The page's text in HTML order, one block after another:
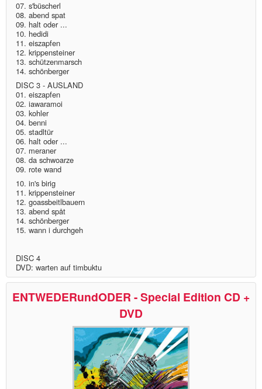
07. s'büscherl
08. abend spat
09. halt oder ...
10. hedidi
11. eiszapfen
12. krippensteiner
13. schützenmarsch
14. schönberger
DISC 3 - AUSLAND
01. eiszapfen
02. iawaramoi
03. kohler
04. benni
05. stadltür
06. halt oder ...
07. meraner
08. da schwoarze
09. rote wand
10. in's birig
11. krippensteiner
12. goassbeitlbauern
13. abend spåt
14. schönberger
15. wann i durchgeh
DISC 4
DVD: warten auf timbuktu
ENTWEDERundODER - Special Edition CD +
DVD